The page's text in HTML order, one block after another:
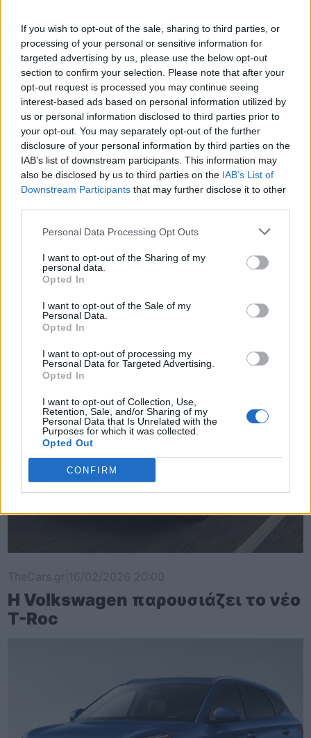
If you wish to opt-out of the sale, sharing to third parties, or
processing of your personal or sensitive information for
targeted advertising by us, please use the below opt-out
section to confirm your selection. Please note that after your
opt-out request is processed you may continue seeing
interest-based ads based on personal information utilized by
us or personal information disclosed to third parties prior to
your opt-out. You may separately opt-out of the further
disclosure of your personal information by third parties on the
IAB’s list of downstream participants. This information may
also be disclosed by us to third parties on the IAB’s List of
Downstream Participants that may further disclose it to other
Personal Data Processing Opt Outs
I want to opt-out of the Sharing of my
personal data.
Opted In
I want to opt-out of the Sale of my
Personal Data.
Opted In
I want to opt-out of processing my
Personal Data for Targeted Advertising.
Opted In
I want to opt-out of Collection, Use,
Retention, Sale, and/or Sharing of my
Personal Data that Is Unrelated with the
Purposes for which it was collected.
Opted Out
CONFIRM
TheCars.gr|19/02/2026 18:00
ηλεκτρικό Omoda 5
Η Volkswagen παρουσιάζει το νέο
T-Roc